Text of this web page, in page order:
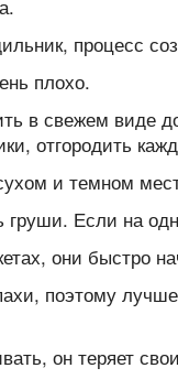
процесс
плохо.
в свежем виде
отгородить
и темном
Если на
они быстро
поэтому
он теряет